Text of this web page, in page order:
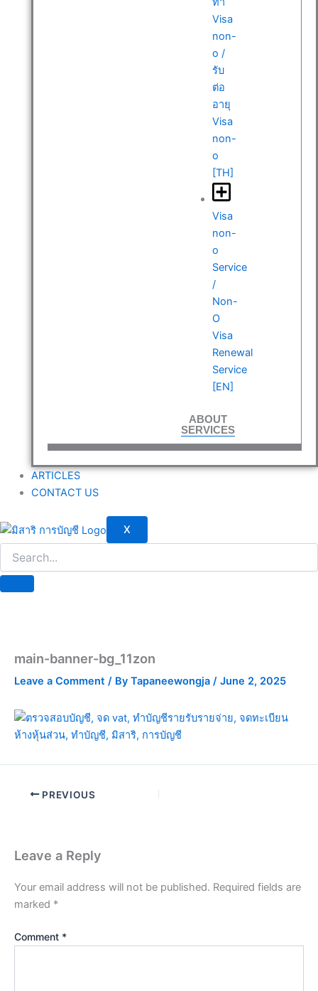
Visa
non-
o /
รับ
ต่อ
อายุ
Visa
non-
o
[TH]
Visa
non-
o
Service
/
Non-
O
Visa
Renewal
Service
[EN]
ABOUT
SERVICES
ARTICLES
CONTACT US
X
main-banner-bg_11zon
Leave a Comment / By Tapaneewongja / June 2, 2025
PREVIOUS
Leave a Reply
Your email address will not be published. Required fields are
marked *
Comment *